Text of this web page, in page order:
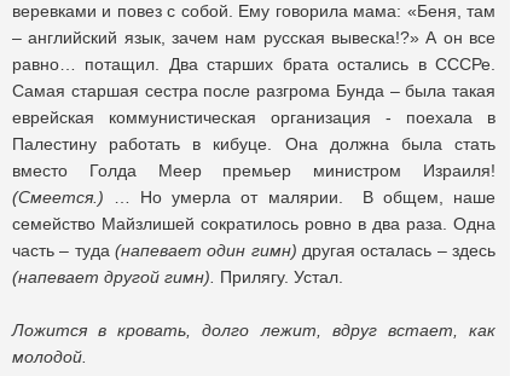
веревками и повез с собой. Ему говорила мама: «Беня, там
– английский язык, зачем нам русская вывеска!?» А он все
равно… потащил. Два старших брата остались в СССРе.
Самая старшая сестра после разгрома Бунда – была такая
еврейская коммунистическая организация - поехала в
Палестину работать в кибуце. Она должна была стать
вместо Голда Меер премьер министром Израиля!
(Смеется.) … Но умерла от малярии. В общем, наше
семейство Майзлишей сократилось ровно в два раза. Одна
часть – туда (напевает один гимн) другая осталась – здесь
(напевает другой гимн).
Прилягу. Устал.
Ложится в кровать, долго лежит, вдруг встает, как
молодой.